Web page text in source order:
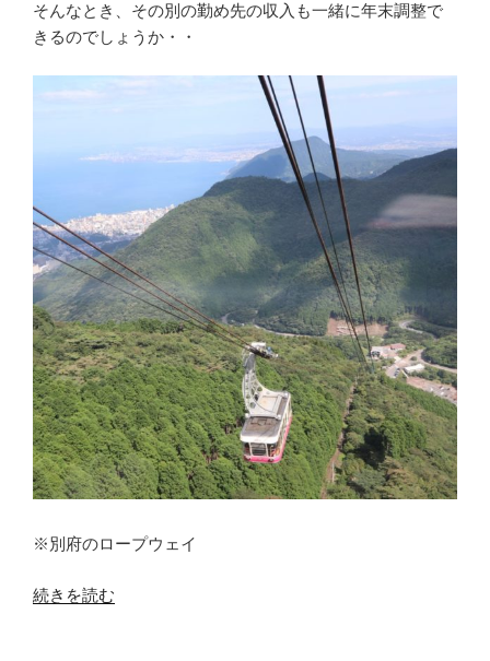
ス
感
染
事
者
慰
労
金
交
付
事
業」
申
請
の
備
で
そんなとき、その別の勤め先の収入も一緒に年末調整で
きるのでしょうか・・
※別府のロープウェイ
“従
続きを読む